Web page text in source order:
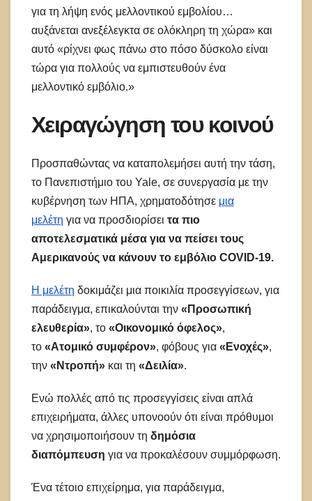
για τη λήψη ενός μελλοντικού εμβολίου…
αυξάνεται ανεξέλεγκτα σε ολόκληρη τη χώρα» και
αυτό «ρίχνει φως πάνω στο πόσο δύσκολο είναι
τώρα για πολλούς να εμπιστευθούν ένα
μελλοντικό εμβόλιο.»
Χειραγώγηση του κοινού
Προσπαθώντας να καταπολεμήσει αυτή την τάση,
το Πανεπιστήμιο του Yale, σε συνεργασία με την
κυβέρνηση των ΗΠΑ, χρηματοδότησε μια
μελέτη για να προσδιορίσει τα πιο
αποτελεσματικά μέσα για να πείσει τους
Αμερικανούς να κάνουν το εμβόλιο COVID-19.
Η μελέτη δοκιμάζει μια ποικιλία προσεγγίσεων, για
παράδειγμα, επικαλούνται την «Προσωπική
ελευθερία», το «Οικονομικό όφελος»,
το «Ατομικό συμφέρον», φόβους για «Ενοχές»,
την «Ντροπή» και τη «Δειλία».
Ενώ πολλές από τις προσεγγίσεις είναι απλά
επιχειρήματα, άλλες υπονοούν ότι είναι πρόθυμοι
να χρησιμοποιήσουν τη δημόσια
διαπόμπευση για να προκαλέσουν συμμόρφωση.
Ένα τέτοιο επιχείρημα, για παράδειγμα,